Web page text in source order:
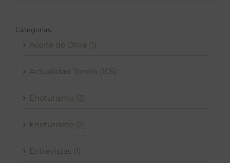
Categorías
Aceite de Oliva (1)
Actualidad Torelló (105)
Enoturismo (3)
Enoturismo (2)
Entrevistas (1)